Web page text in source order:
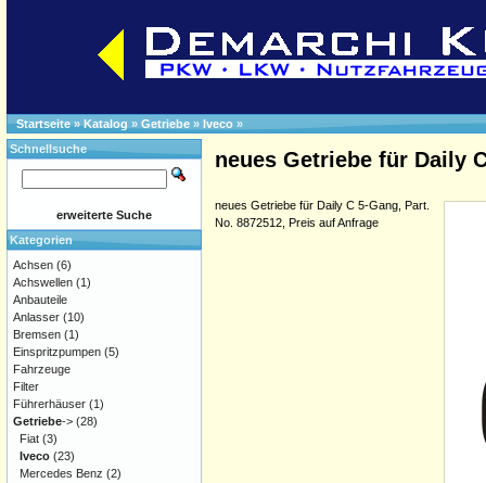
Startseite»Katalog » Getriebe » Iveco »
neues Getriebe für Daily
neues Getriebe für Daily C 5-Gang, Part.
No. 8872512, Preis auf Anfrage
Schnellsuche
erweiterte Suche
Kategorien
Achsen (6)
Achswellen (1)
Anbauteile
Anlasser (10)
Bremsen (1)
Einspritzpumpen (5)
Fahrzeuge
Filter
Führerhäuser (1)
Getriebe-> (28)
Fiat (3)
Iveco (23)
Mercedes Benz (2)